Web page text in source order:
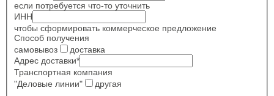
если потребуется что-то уточнить
ИНН
чтобы сформировать коммерческое предложение
Способ получения
самовывоз
доставка
Адрес доставки*
Транспортная компания
"Деловые линии"
другая